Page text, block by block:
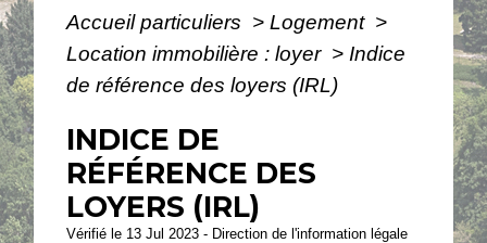
Accueil particuliers > Logement >
Location immobilière : loyer > Indice
de référence des loyers (IRL)
INDICE DE
RÉFÉRENCE DES
LOYERS (IRL)
Vérifié le 13 Jul 2023 - Direction de l'information légale